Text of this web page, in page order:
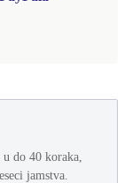
do 40 koraka,
jamstva.